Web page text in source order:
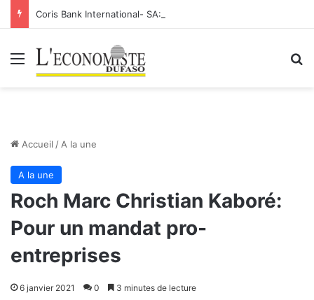
Menu
Accueil / A la une
A la une
Roch Marc Christian Kaboré:
Pour un mandat pro-
entreprises
6 janvier 2021 0 3 minutes de lecture